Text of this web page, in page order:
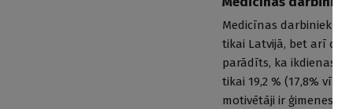
Medicīnas darbinieku
tikai Latvijā, bet arī
parādīts, ka ikdienas
tikai 19,2 % (17,8%
motivētāji ir ģimenes